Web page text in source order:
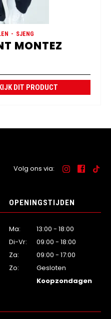
SJENG
MONTEZ
DIT PRODUCT
Volg ons via:
OPENINGSTIJDEN
Ma:
13:00 - 18:00
Di-Vr:
09:00 - 18:00
Za:
09:00 - 17:00
Zo:
Gesloten
Koopzondagen